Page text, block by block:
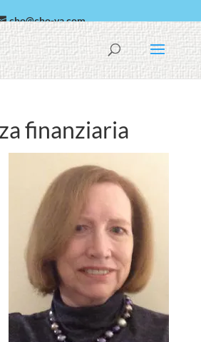
cho@cho-va.com
Español
finanziaria